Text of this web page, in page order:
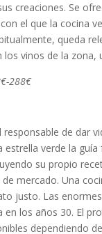
creaciones. Se
el que la cocina
queda
vinos de la
288€
responsable de dar
verde la
su propio
mercado. Una
justo. Las
los años 30. El
dependiendo